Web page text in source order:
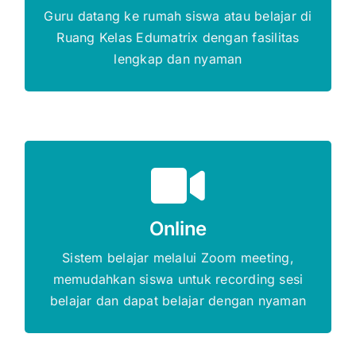
Guru datang ke rumah siswa atau belajar di
Ruang Kelas Edumatrix dengan fasilitas
lengkap dan nyaman
Online
Sistem belajar melalui Zoom meeting,
memudahkan siswa untuk recording sesi
belajar dan dapat belajar dengan nyaman
Gratis Biaya Pendaftaran
DAFTAR SEKARANG